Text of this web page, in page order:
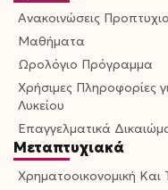
Ανακοινώσεις
Μαθήματα
Ωρολόγιο Πρόγραμμα
Χρήσιμες Πληροφορίες
Λυκείου
Επαγγελματικά
Μεταπτυχιακά
Χρηματοοικονομική Και